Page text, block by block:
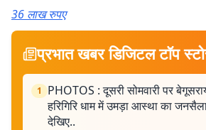
36 लाख रुपए
प्रभात खबर डिजिटल टॉप
1
PHOTOS : दूसरी सोमवारी पर
हरिगिरि धाम में उमड़ा आस्था का
देखिए..